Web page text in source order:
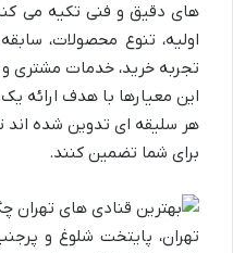
های دقیق و فنی تکیه می
اولیه، تنوع محصولات،
تجربه خرید، خدمات مشتری
این معیارها با هدف ارائه
هر سلیقه ای تدوین شده اند
برای شما تضمین کنند.
تهران، پایتخت شلوغ و